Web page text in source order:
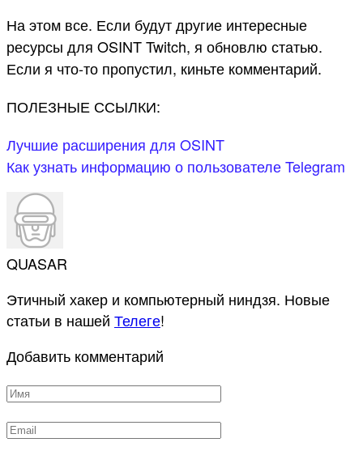
На этом все. Если будут другие интересные
ресурсы для OSINT Twitch, я обновлю статью.
Если я что-то пропустил, киньте комментарий.
ПОЛЕЗНЫЕ ССЫЛКИ:
Лучшие расширения для OSINT
Как узнать информацию о пользователе Telegram
QUASAR
Этичный хакер и компьютерный ниндзя. Новые
статьи в нашей Телеге!
Добавить комментарий
Имя
Email